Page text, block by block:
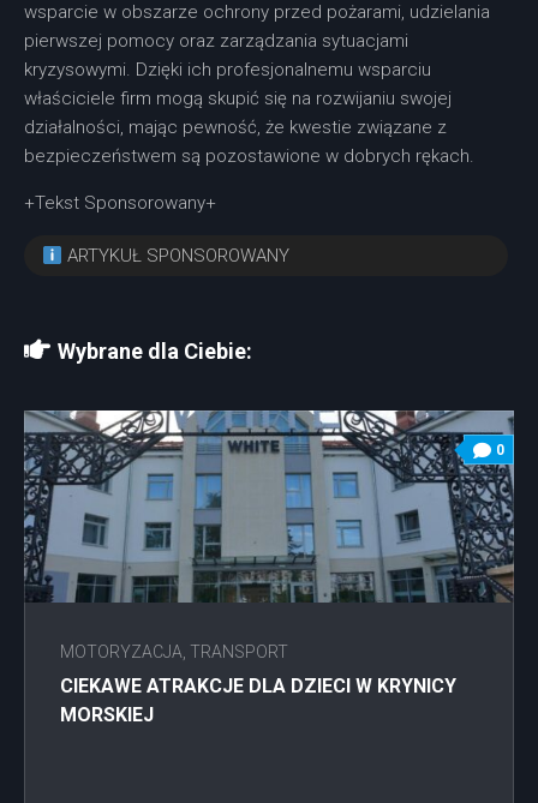
wsparcie w obszarze ochrony przed pożarami, udzielania
pierwszej pomocy oraz zarządzania sytuacjami
kryzysowymi. Dzięki ich profesjonalnemu wsparciu
właściciele firm mogą skupić się na rozwijaniu swojej
działalności, mając pewność, że kwestie związane z
bezpieczeństwem są pozostawione w dobrych rękach.
+Tekst Sponsorowany+
ARTYKUŁ SPONSOROWANY
Wybrane dla Ciebie:
0
MOTORYZACJA, TRANSPORT
CIEKAWE ATRAKCJE DLA DZIECI W KRYNICY
MORSKIEJ